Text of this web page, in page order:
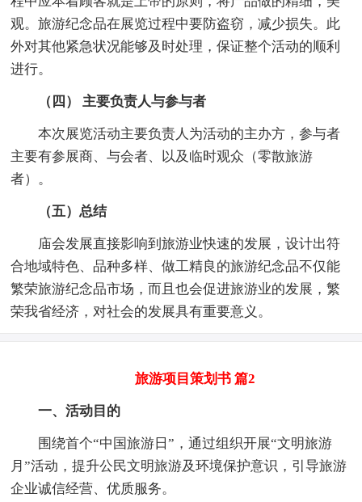
观。旅游纪念品在展览过程中要防盗窃，减少损失。此
外对其他紧急状况能够及时处理，保证整个活动的顺利
进行。
（四） 主要负责人与参与者
本次展览活动主要负责人为活动的主办方，参与者
主要有参展商、与会者、以及临时观众（零散旅游
者）。
（五）总结
庙会发展直接影响到旅游业快速的发展，设计出符
合地域特色、品种多样、做工精良的旅游纪念品不仅能
繁荣旅游纪念品市场，而且也会促进旅游业的发展，繁
荣我省经济，对社会的发展具有重要意义。
旅游项目策划书 篇2
一、活动目的
围绕首个“中国旅游日”，通过组织开展“文明旅游
月”活动，提升公民文明旅游及环境保护意识，引导旅游
企业诚信经营、优质服务。